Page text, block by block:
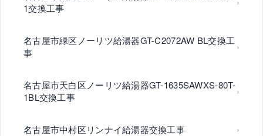
1交換工事
名古屋市緑区ノーリツ給湯器GT-C2072AW BL交換工
事
名古屋市天白区ノーリツ給湯器GT-1635SAWXS-80T-
1BL交換工事
名古屋市中村区リンナイ給湯器交換工事